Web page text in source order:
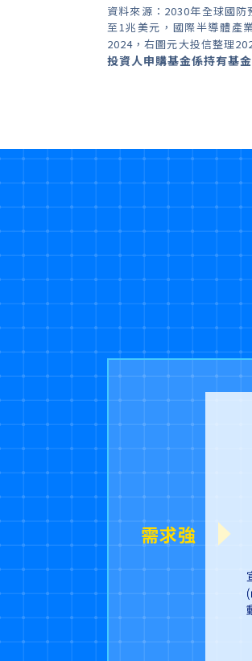
資料來源：2030年全球國
至1兆美元，國際半導體產
2024，右圖元大投信整理
投資人申購基金係持有基
需求強